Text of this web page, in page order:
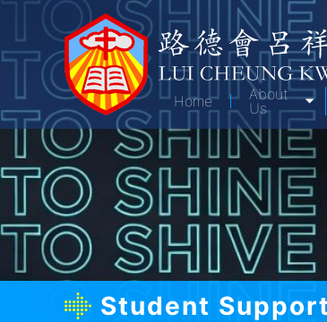
Home
About
Us
Student Support